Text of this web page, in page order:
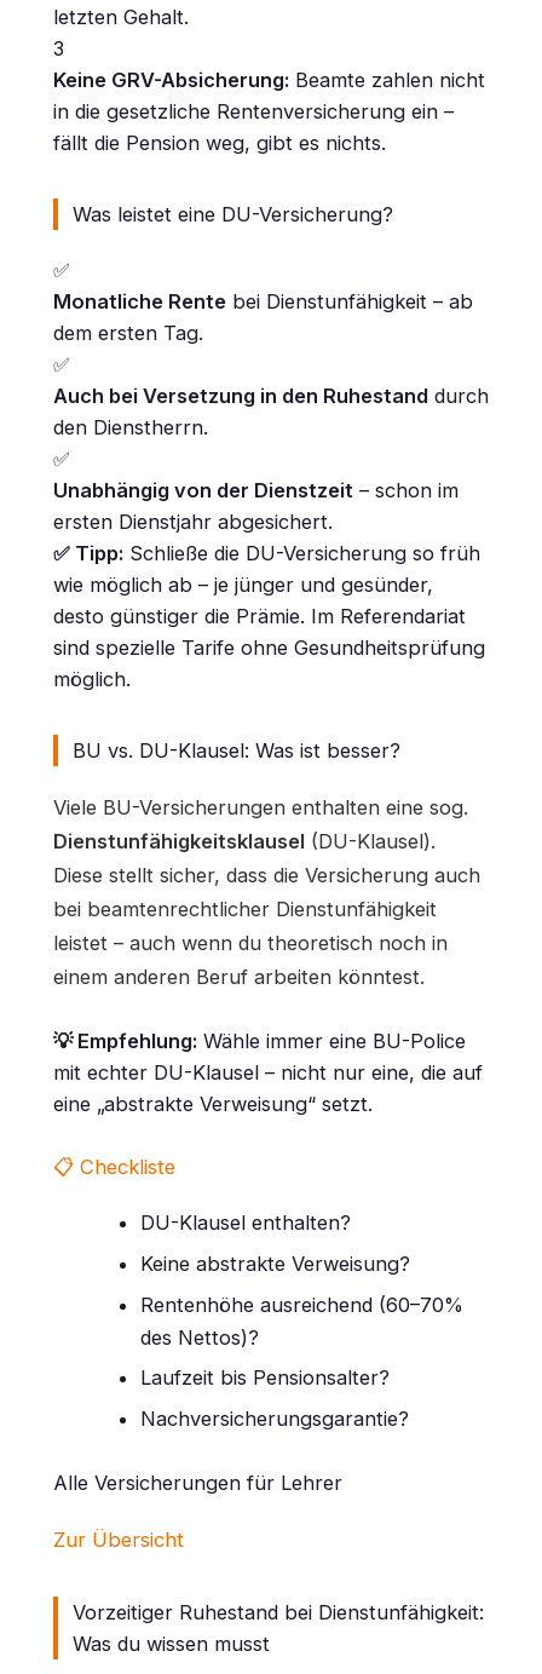
letzten Gehalt.
3
Keine GRV-Absicherung: Beamte zahlen nicht
in die gesetzliche Rentenversicherung ein –
fällt die Pension weg, gibt es nichts.
Was leistet eine DU-Versicherung?
✅
Monatliche Rente bei Dienstunfähigkeit – ab
dem ersten Tag.
✅
Auch bei Versetzung in den Ruhestand durch
den Dienstherrn.
✅
Unabhängig von der Dienstzeit – schon im
ersten Dienstjahr abgesichert.
✅ Tipp: Schließe die DU-Versicherung so früh
wie möglich ab – je jünger und gesünder,
desto günstiger die Prämie. Im Referendariat
sind spezielle Tarife ohne Gesundheitsprüfung
möglich.
BU vs. DU-Klausel: Was ist besser?
Viele BU-Versicherungen enthalten eine sog.
Dienstunfähigkeitsklausel (DU-Klausel).
Diese stellt sicher, dass die Versicherung auch
bei beamtenrechtlicher Dienstunfähigkeit
leistet – auch wenn du theoretisch noch in
einem anderen Beruf arbeiten könntest.
💡 Empfehlung: Wähle immer eine BU-Police
mit echter DU-Klausel – nicht nur eine, die auf
eine „abstrakte Verweisung“ setzt.
📋 Checkliste
DU-Klausel enthalten?
Keine abstrakte Verweisung?
Rentenhöhe ausreichend (60–70%
des Nettos)?
Laufzeit bis Pensionsalter?
Nachversicherungsgarantie?
Alle Versicherungen für Lehrer
Zur Übersicht
Vorzeitiger Ruhestand bei Dienstunfähigkeit:
Was du wissen musst